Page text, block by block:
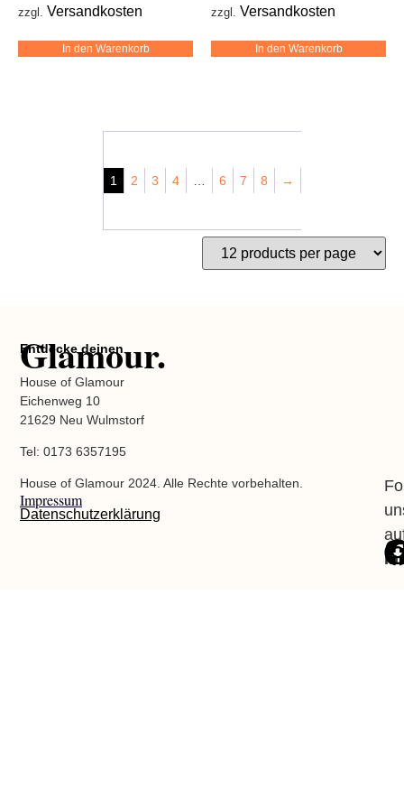
zzgl. Versandkosten
In den Warenkorb
zzgl. Versandkosten
In den Warenkorb
1 2 3 4 6 7 8 →
Entdecke deinen
Glamour.
House of Glamour
Eichenweg 10
21629 Neu Wulmstorf
Tel: 0173 6357195
House of Glamour 2024. Alle Rechte vorbehalten.
Impressum
Datenschutzerklärung